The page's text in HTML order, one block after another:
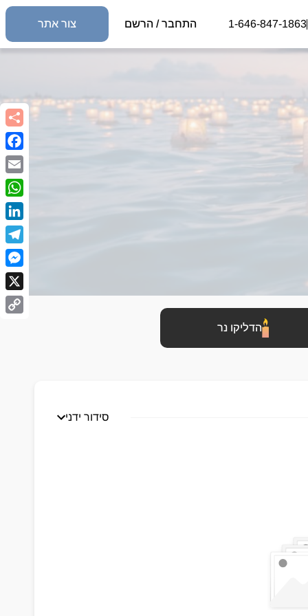
1-646-847-1863 התחבר / הרשם צור אתר
הדליקו נר
סידור ידני
X